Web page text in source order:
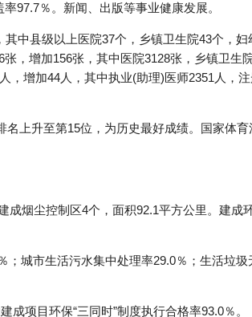
97.7％。新闻、出版等事业健康发展。
中县级以上医院37个，乡镇卫生院43个，
，增加156张，其中医院3128张，乡镇卫生
，增加44人，其中执业(助理)医师2351人，
上升至第15位，为历史最好成绩。国家体育
烟尘控制区4个，面积92.1平方公里。建成
城市生活污水集中处理率29.0％；生活垃圾
项目环保“三同时”制度执行合格率93.0％。